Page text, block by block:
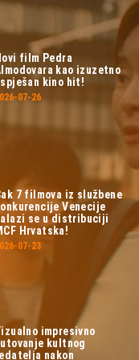
film Pedra
kao izuzetno
kino hit!
07-26
7 filmova iz službene
Venecije
se u distribuciji
Hrvatska!
07-23
impresivno
kultnog
nakon